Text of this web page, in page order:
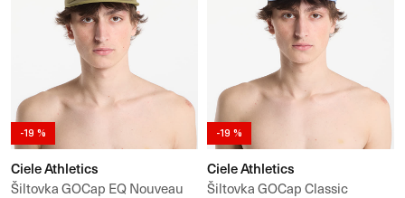
-19 %
Ciele Athletics
Šiltovka GOCap EQ Nouveau
-19 %
Ciele Athletics
Šiltovka GOCap Classic